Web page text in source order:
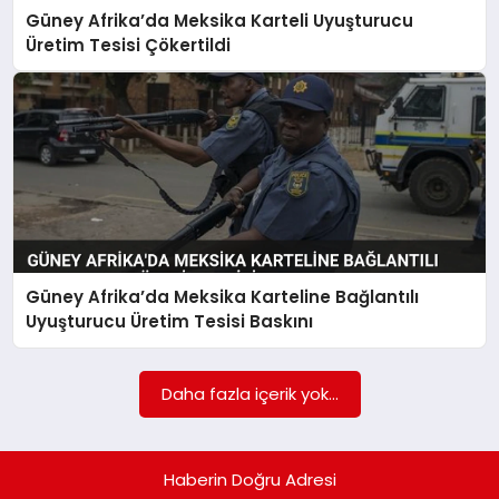
TEKNOLOJI
Güney Afrika’da Meksika Karteli Uyuşturucu
Üretim Tesisi Çökertildi
Güney Afrika’da Meksika Karteline Bağlantılı
Uyuşturucu Üretim Tesisi Baskını
Daha fazla içerik yok...
Haberin Doğru Adresi